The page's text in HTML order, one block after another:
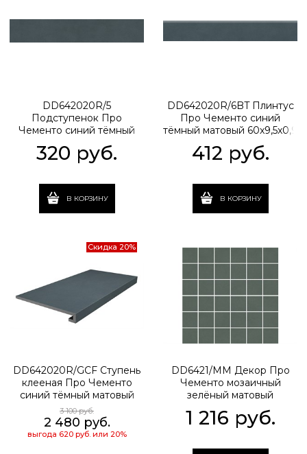
DD642020R/5
Подступенок Про
Чементо синий тёмный
матовый 60x10,7x0,9
320 руб.
В КОРЗИНУ
DD642020R/6BT Плинтус
Про Чементо синий
тёмный матовый 60x9,5x0,9
412 руб.
В КОРЗИНУ
Скидка 20%
DD642020R/GCF Ступень
клееная Про Чементо
синий тёмный матовый
33x60x0,9
3 100 руб.
2 480 руб.
выгода 620 руб.или 20%
DD6421/MM Декор Про
Чементо мозаичный
зелёный матовый
1 216 руб.